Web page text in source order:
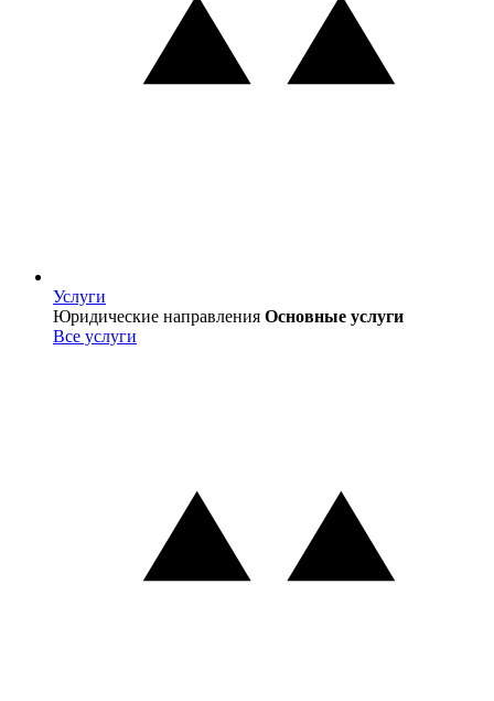
Услуги
Услуги
Юридические направления Основные услуги
Все услуги